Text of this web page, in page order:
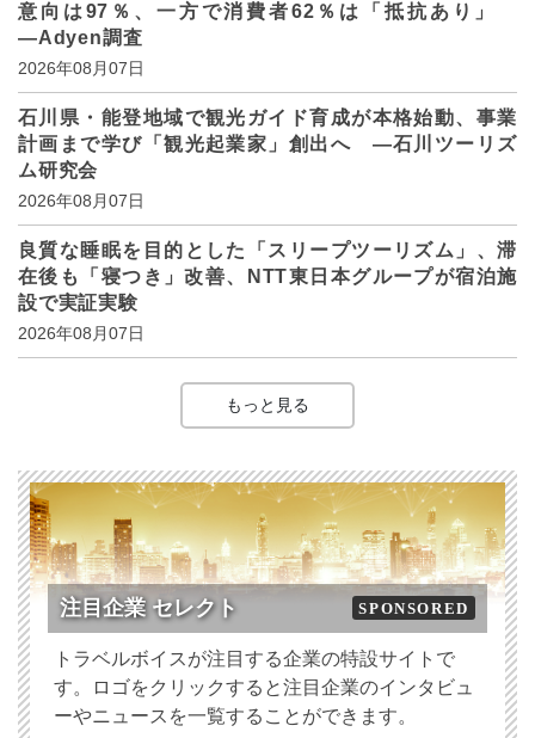
意向は97％、一方で消費者62％は「抵抗あり」
―Adyen調査
2026年08月07日
石川県・能登地域で観光ガイド育成が本格始動、事業
計画まで学び「観光起業家」創出へ ―石川ツーリズ
ム研究会
2026年08月07日
良質な睡眠を目的とした「スリープツーリズム」、滞
在後も「寝つき」改善、NTT東日本グループが宿泊施
設で実証実験
2026年08月07日
もっと見る
注目企業 セレクト SPONSORED
トラベルボイスが注目する企業の特設サイトで
す。ロゴをクリックすると注目企業のインタビュ
ーやニュースを一覧することができます。